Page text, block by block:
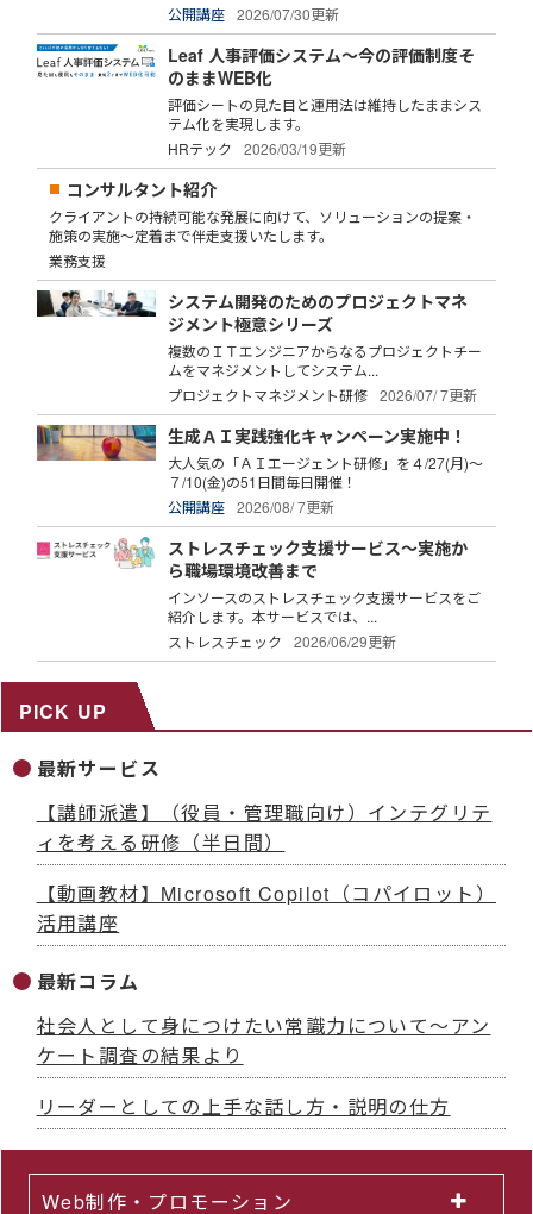
公開講座
2026/07/30更新
Leaf 人事評価システム～今の評価制度そ
のままWEB化
評価シートの見た目と運用法は維持したままシス
テム化を実現します。
HRテック
2026/03/19更新
コンサルタント紹介
クライアントの持続可能な発展に向けて、ソリューションの提案・
施策の実施～定着まで伴走支援いたします。
業務支援
システム開発のためのプロジェクトマネ
ジメント極意シリーズ
複数のＩＴエンジニアからなるプロジェクトチー
ムをマネジメントしてシステム...
プロジェクトマネジメント研修
2026/07/ 7更新
生成ＡＩ実践強化キャンペーン実施中！
大人気の「ＡＩエージェント研修」を４/27(月)～
７/10(金)の51日間毎日開催！
公開講座
2026/08/ 7更新
ストレスチェック支援サービス～実施か
ら職場環境改善まで
インソースのストレスチェック支援サービスをご
紹介します。本サービスでは、...
ストレスチェック
2026/06/29更新
PICK UP
最新サービス
【講師派遣】（役員・管理職向け）インテグリテ
ィを考える研修（半日間）
【動画教材】Microsoft Copilot（コパイロット）
活用講座
最新コラム
社会人として身につけたい常識力について～アン
ケート調査の結果より
リーダーとしての上手な話し方・説明の仕方
Web制作・プロモーション